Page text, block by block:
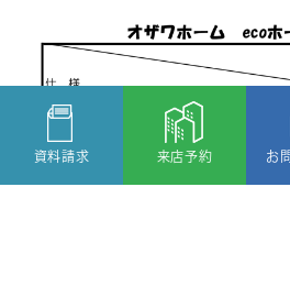
資料請求 来店予約 お